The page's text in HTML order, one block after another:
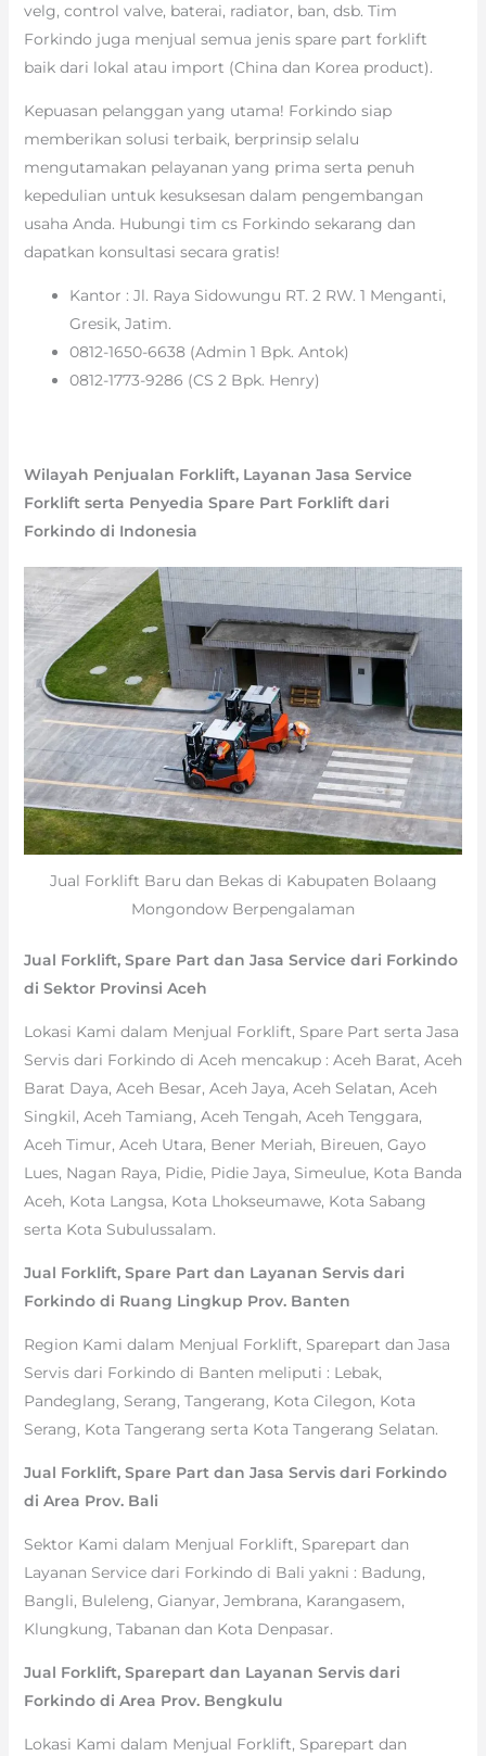
velg, control valve, baterai, radiator, ban, dsb. Tim
Forkindo juga menjual semua jenis spare part forklift
baik dari lokal atau import (China dan Korea product).
Kepuasan pelanggan yang utama! Forkindo siap
memberikan solusi terbaik, berprinsip selalu
mengutamakan pelayanan yang prima serta penuh
kepedulian untuk kesuksesan dalam pengembangan
usaha Anda. Hubungi tim cs Forkindo sekarang dan
dapatkan konsultasi secara gratis!
Kantor : Jl. Raya Sidowungu RT. 2 RW. 1 Menganti,
Gresik, Jatim.
0812-1650-6638 (Admin 1 Bpk. Antok)
0812-1773-9286 (CS 2 Bpk. Henry)
Wilayah Penjualan Forklift, Layanan Jasa Service
Forklift serta Penyedia Spare Part Forklift dari
Forkindo di Indonesia
Jual Forklift Baru dan Bekas di Kabupaten Bolaang
Mongondow Berpengalaman
Jual Forklift, Spare Part dan Jasa Service dari Forkindo
di Sektor Provinsi Aceh
Lokasi Kami dalam Menjual Forklift, Spare Part serta Jasa
Servis dari Forkindo di Aceh mencakup : Aceh Barat, Aceh
Barat Daya, Aceh Besar, Aceh Jaya, Aceh Selatan, Aceh
Singkil, Aceh Tamiang, Aceh Tengah, Aceh Tenggara,
Aceh Timur, Aceh Utara, Bener Meriah, Bireuen, Gayo
Lues, Nagan Raya, Pidie, Pidie Jaya, Simeulue, Kota Banda
Aceh, Kota Langsa, Kota Lhokseumawe, Kota Sabang
serta Kota Subulussalam.
Jual Forklift, Spare Part dan Layanan Servis dari
Forkindo di Ruang Lingkup Prov. Banten
Region Kami dalam Menjual Forklift, Sparepart dan Jasa
Servis dari Forkindo di Banten meliputi : Lebak,
Pandeglang, Serang, Tangerang, Kota Cilegon, Kota
Serang, Kota Tangerang serta Kota Tangerang Selatan.
Jual Forklift, Spare Part dan Jasa Servis dari Forkindo
di Area Prov. Bali
Sektor Kami dalam Menjual Forklift, Sparepart dan
Layanan Service dari Forkindo di Bali yakni : Badung,
Bangli, Buleleng, Gianyar, Jembrana, Karangasem,
Klungkung, Tabanan dan Kota Denpasar.
Jual Forklift, Sparepart dan Layanan Servis dari
Forkindo di Area Prov. Bengkulu
Lokasi Kami dalam Menjual Forklift, Sparepart dan